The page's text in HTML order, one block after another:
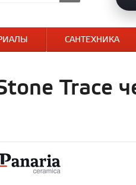
САНТЕХНИКА
Trace